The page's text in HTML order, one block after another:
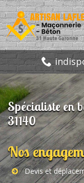
Spécialiste en
31140
Nos
Devis et